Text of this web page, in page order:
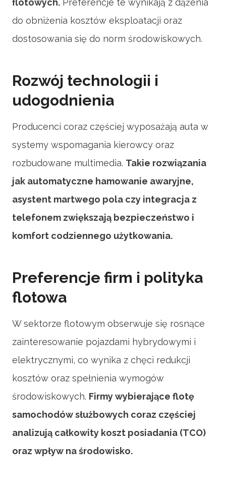
flotowych. Preferencje te wynikają z dążenia
do obniżenia kosztów eksploatacji oraz
dostosowania się do norm środowiskowych.
Rozwój technologii i
udogodnienia
Producenci coraz częściej wyposażają auta w
systemy wspomagania kierowcy oraz
rozbudowane multimedia. Takie rozwiązania
jak automatyczne hamowanie awaryjne,
asystent martwego pola czy integracja z
telefonem zwiększają bezpieczeństwo i
komfort codziennego użytkowania.
Preferencje firm i polityka
flotowa
W sektorze flotowym obserwuje się rosnące
zainteresowanie pojazdami hybrydowymi i
elektrycznymi, co wynika z chęci redukcji
kosztów oraz spełnienia wymogów
środowiskowych. Firmy wybierające flotę
samochodów służbowych coraz częściej
analizują całkowity koszt posiadania (TCO)
oraz wpływ na środowisko.